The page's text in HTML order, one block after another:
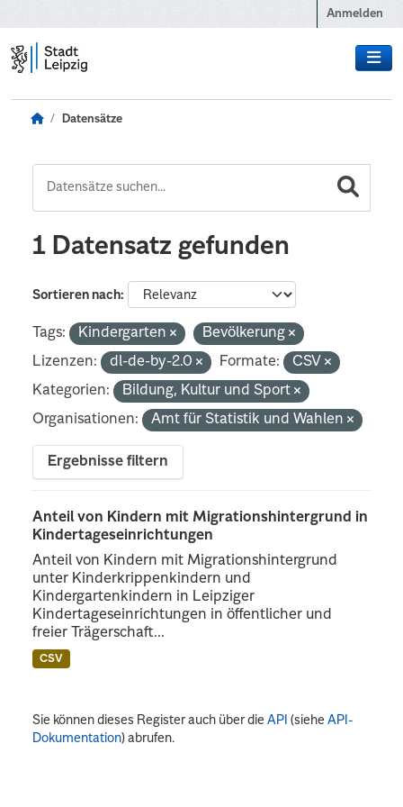
Anmelden
Datensätze
1 Datensatz gefunden
Sortieren nach
Tags: Kindergarten
Bevölkerung
Lizenzen:
dl-de-by-2.0 Formate:
CSV
Kategorien:
Bildung, Kultur und Sport
Organisationen:
Amt für Statistik und Wahlen
Ergebnisse filtern
Anteil von Kindern mit Migrationshintergrund in
Kindertageseinrichtungen
Anteil von Kindern mit Migrationshintergrund
unter Kinderkrippenkindern und
Kindergartenkindern in Leipziger
Kindertageseinrichtungen in öffentlicher und
freier Trägerschaft...
CSV
Sie können dieses Register auch über dieAPI (sieheAPI-
Dokumentation) abrufen.